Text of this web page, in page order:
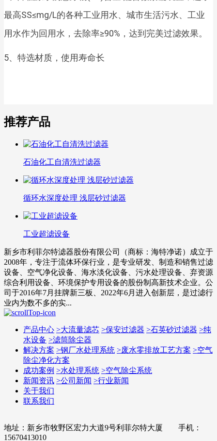
最高SS≤mg/L的各种工业用水、城市生活污水、工业
用水作为回用水，去除率≥90%，达到完美过滤效果。
5、特选材质，使用寿命长
推荐产品
石油化工自清洗过滤器
循环水深度处理 浅层砂过滤器
工业超滤设备
新乡市利菲尔特滤器股份有限公司（商标：海特净诺）成立于
2008年，专注于流体环保行业，是专业研发、制造和销售过滤
设备、空气净化设备、海水淡化设备、污水处理设备、弃资源
综合利用设备、环境保护专用设备的股份制高新技术企业。公
司于2016年7月挂牌新三板、2022年6月进入创新层，是过滤行
业内为数不多的实...
产品中心 >大流量滤芯 >保安过滤器 >石英砂过滤器 >纯
水设备 >滤筒除尘器
解决方案 >钢厂水处理系统 >废水零排放工艺方案 >空气
除尘净化方案
成功案例 >水处理系统 >空气除尘系统
新闻资讯 >公司新闻 >行业新闻
关于我们
联系我们
地址：新乡市牧野区宏力大道9号利菲尔特大厦 手机：
15670413010